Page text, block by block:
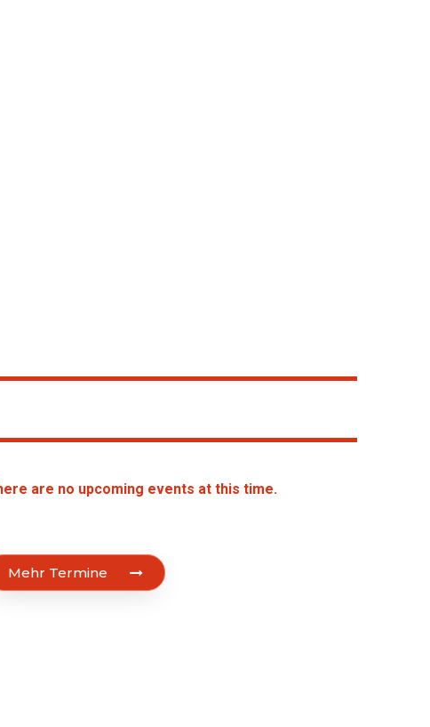
are no upcoming events at this time.
Mehr Termine